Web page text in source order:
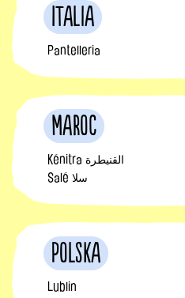
Italia
Pantelleria
Maroc
Kénitra القنيطرة
Salé سلا
Polska
Lublin